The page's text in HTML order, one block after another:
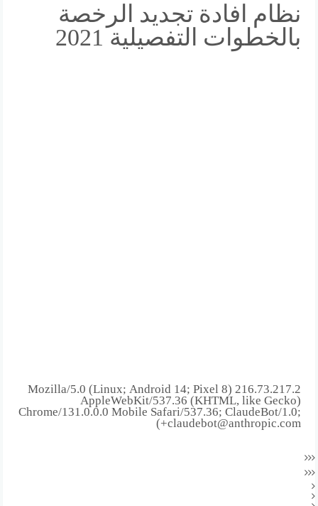
نظام افادة تجديد الرخصة
بالخطوات التفصيلية 2021
216.73.217.2 Mozilla/5.0 (Linux; Android 14; Pixel 8)
AppleWebKit/537.36 (KHTML, like Gecko)
Chrome/131.0.0.0 Mobile Safari/537.36; ClaudeBot/1.0;
+claudebot@anthropic.com)